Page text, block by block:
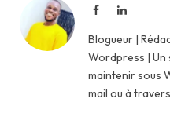
FacebookLinkedIn
Blogueur |
Wordpress | Un
maintenir sous
mail ou à